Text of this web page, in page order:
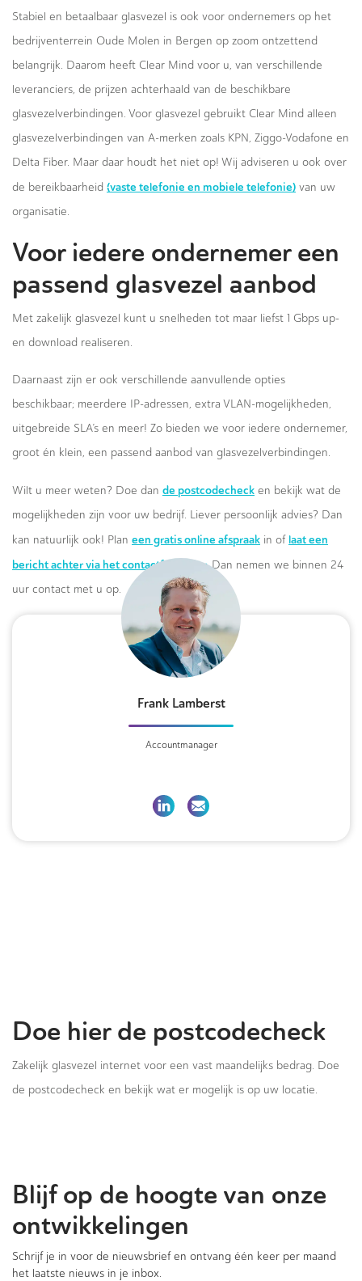
Stabiel en betaalbaar glasvezel is ook voor ondernemers op het
bedrijventerrein Oude Molen in Bergen op zoom ontzettend
belangrijk. Daarom heeft Clear Mind voor u, van verschillende
leveranciers, de prijzen achterhaald van de beschikbare
glasvezelverbindingen. Voor glasvezel gebruikt Clear Mind alleen
glasvezelverbindingen van A-merken zoals KPN, Ziggo-Vodafone en
Delta Fiber. Maar daar houdt het niet op! Wij adviseren u ook over
de bereikbaarheid (vaste telefonie en mobiele telefonie) van uw
organisatie.
Voor iedere ondernemer een
passend glasvezel aanbod
Met zakelijk glasvezel kunt u snelheden tot maar liefst 1 Gbps up-
en download realiseren.
Daarnaast zijn er ook verschillende aanvullende opties
beschikbaar; meerdere IP-adressen, extra VLAN-mogelijkheden,
uitgebreide SLA’s en meer! Zo bieden we voor iedere ondernemer,
groot én klein, een passend aanbod van glasvezelverbindingen.
Wilt u meer weten? Doe dan de postcodecheck en bekijk wat de
mogelijkheden zijn voor uw bedrijf. Liever persoonlijk advies? Dan
kan natuurlijk ook! Plan een gratis online afspraak in of laat een
bericht achter via het contactformulier.Dan nemen we binnen 24
uur contact met u op.
Frank Lamberst
Accountmanager
Doe hier de postcodecheck
Zakelijk glasvezel internet voor een vast maandelijks bedrag. Doe
de postcodecheck en bekijk wat er mogelijk is op uw locatie.
Blijf op de hoogte van onze
ontwikkelingen
Schrijf je in voor de nieuwsbrief en ontvang één keer per maand
het laatste nieuws in je inbox.